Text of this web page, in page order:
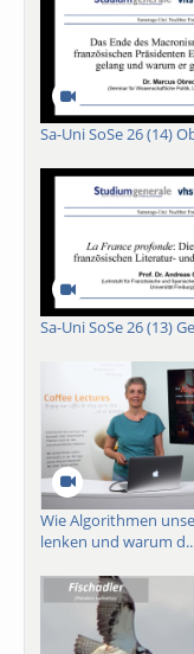
Sa-Uni SoSe 26 (14)
Sa-Uni SoSe 26 (13)
Wie Algorithmen
lenken und warum